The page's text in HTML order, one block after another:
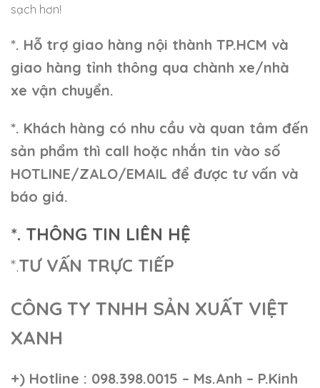
sạch hơn!
*. Hỗ trợ giao hàng nội thành TP.HCM và
giao hàng tỉnh thông qua chành xe/nhà
xe vận chuyển.
*. Khách hàng có nhu cầu và quan tâm đến
sản phẩm thì call hoặc nhắn tin vào số
HOTLINE/ZALO/EMAIL để được tư vấn và
báo giá.
*. THÔNG TIN LIÊN HỆ
*.TƯ VẤN TRỰC TIẾP
CÔNG TY TNHH SẢN XUẤT VIỆT
XANH
+) Hotline : 098.398.0015 – Ms.Anh – P.Kinh